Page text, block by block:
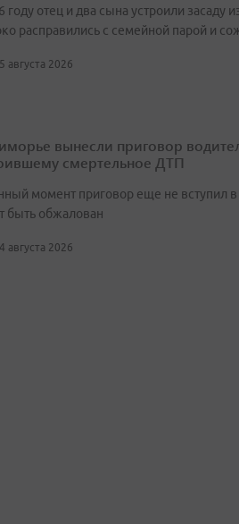
году отец и два сына устроили засаду
расправились с семейной парой и
августа 2026
вынесли приговор
смертельное ДТП
момент приговор еще не вступил
быть обжалован
августа 2026